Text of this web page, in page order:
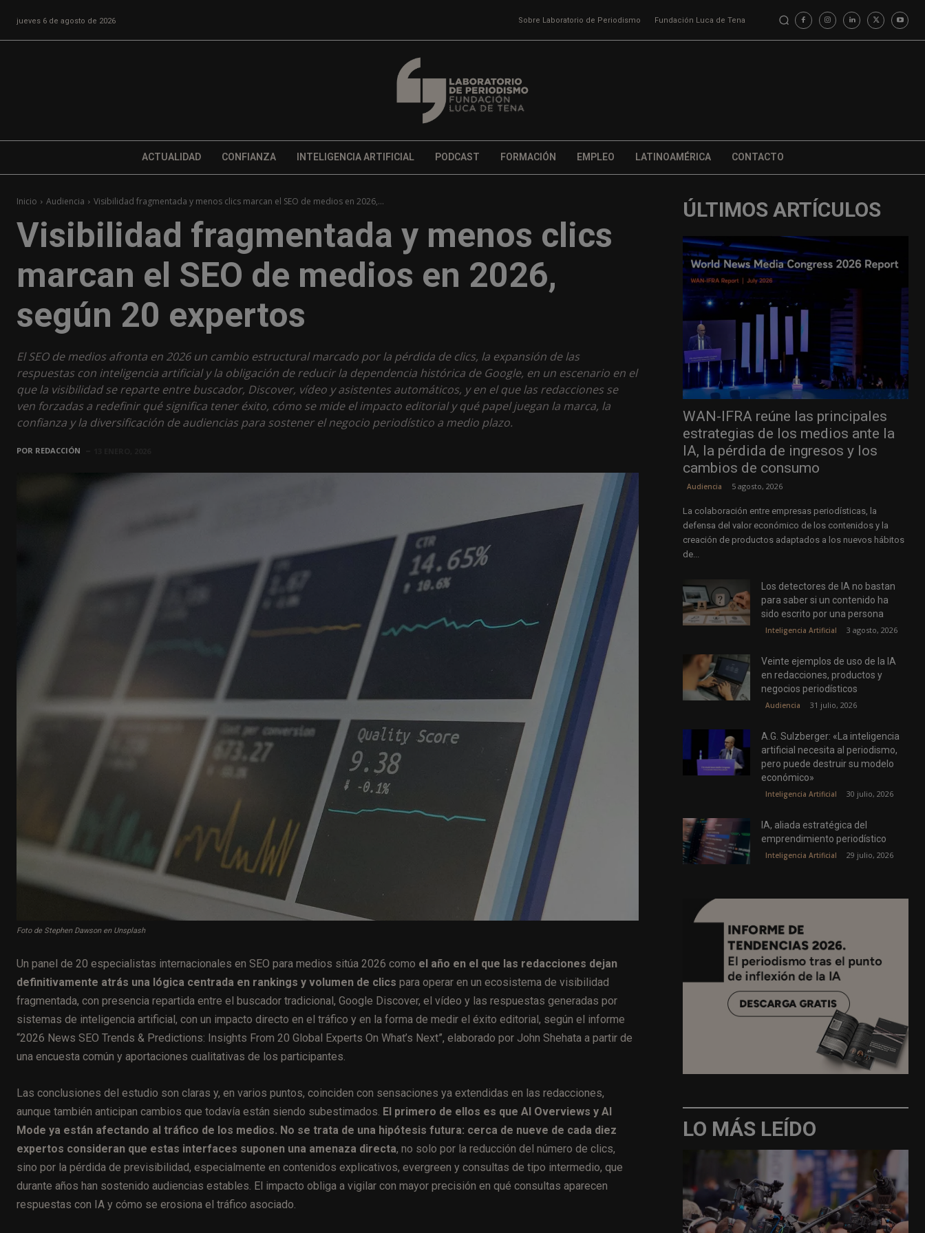
jueves 6 de agosto de 2026 Sobre Laboratorio de Periodismo Fundación Luca de Tena
ACTUALIDAD CONFIANZA INTELIGENCIA ARTIFICIAL PODCAST FORMACIÓN EMPLEO LATINOAMÉRICA CONTACTO
Inicio Audiencia Visibilidad fragmentada y menos clics marcan el SEO de medios en 2026,...
Visibilidad fragmentada y menos clics
marcan el SEO de medios en 2026,
según 20 expertos
El SEO de medios afronta en 2026 un cambio estructural marcado por la pérdida de clics, la expansión de las
respuestas con inteligencia artificial y la obligación de reducir la dependencia histórica de Google, en un escenario en el
que la visibilidad se reparte entre buscador, Discover, vídeo y asistentes automáticos, y en el que las redacciones se
ven forzadas a redefinir qué significa tener éxito, cómo se mide el impacto editorial y qué papel juegan la marca, la
confianza y la diversificación de audiencias para sostener el negocio periodístico a medio plazo.
POR REDACCIÓN
Foto de Stephen Dawson en Unsplash
Un panel de 20 especialistas internacionales en SEO para medios sitúa 2026 como el año en el que las redacciones dejan
definitivamente atrás una lógica centrada en rankings y volumen de clics para operar en un ecosistema de visibilidad
fragmentada, con presencia repartida entre el buscador tradicional, Google Discover, el vídeo y las respuestas generadas por
sistemas de inteligencia artificial, con un impacto directo en el tráfico y en la forma de medir el éxito editorial, según el informe
“2026 News SEO Trends & Predictions: Insights From 20 Global Experts On What’s Next”, elaborado por John Shehata a partir de
una encuesta común y aportaciones cualitativas de los participantes.
Las conclusiones del estudio son claras y, en varios puntos, coinciden con sensaciones ya extendidas en las redacciones,
aunque también anticipan cambios que todavía están siendo subestimados. El primero de ellos es que AI Overviews y AI
Mode ya están afectando al tráfico de los medios. No se trata de una hipótesis futura: cerca de nueve de cada diez
expertos consideran que estas interfaces suponen una amenaza directa, no solo por la reducción del número de clics,
sino por la pérdida de previsibilidad, especialmente en contenidos explicativos, evergreen y consultas de tipo intermedio, que
durante años han sostenido audiencias estables. El impacto obliga a vigilar con mayor precisión en qué consultas aparecen
respuestas con IA y cómo se erosiona el tráfico asociado.
ÚLTIMOS ARTÍCULOS
WAN-IFRA reúne las principales
estrategias de los medios ante la
IA, la pérdida de ingresos y los
cambios de consumo
Audiencia 5 agosto, 2026
La colaboración entre empresas periodísticas, la
defensa del valor económico de los contenidos y la
creación de productos adaptados a los nuevos hábitos
de...
Los detectores de IA no bastan
para saber si un contenido ha
sido escrito por una persona
Inteligencia Artificial 3 agosto, 2026
Veinte ejemplos de uso de la IA
en redacciones, productos y
negocios periodísticos
Audiencia 31 julio, 2026
A.G. Sulzberger: «La inteligencia
artificial necesita al periodismo,
pero puede destruir su modelo
económico»
Inteligencia Artificial 30 julio, 2026
IA, aliada estratégica del
emprendimiento periodístico
Inteligencia Artificial 29 julio, 2026
LO MÁS LEÍDO